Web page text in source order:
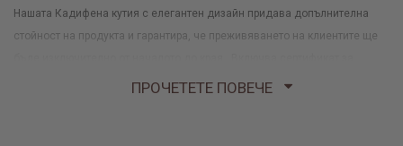
Нашата Кадифена кутия с елегантен дизайн придава допълнителна
стойност на продукта и гарантира, че преживяването на клиентите ще
качество в луксозен плик.ПРОЧЕТЕТЕ ПОВЕЧЕ